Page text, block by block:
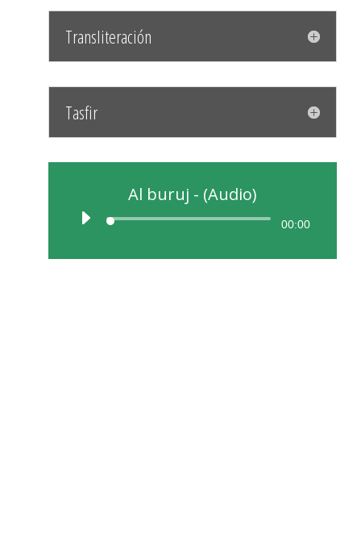
Transliteración
Tasfir
Al buruj - (Audio)
00:00